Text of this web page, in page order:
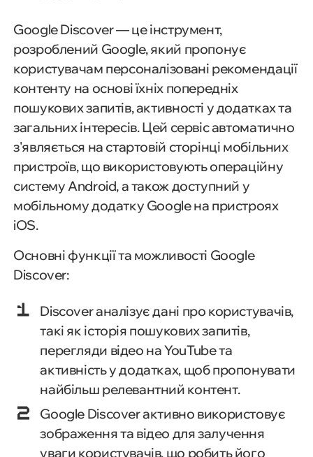
Google Discover — це інструмент,
розроблений Google, який пропонує
користувачам персоналізовані рекомендації
контенту на основі їхніх попередніх
пошукових запитів, активності у додатках та
загальних інтересів. Цей сервіс автоматично
з'являється на стартовій сторінці мобільних
пристроїв, що використовують операційну
систему Android, а також доступний у
мобільному додатку Google на пристроях
iOS.
Основні функції та можливості Google
Discover:
Discover аналізує дані про користувачів,
такі як історія пошукових запитів,
перегляди відео на YouTube та
активність у додатках, щоб пропонувати
найбільш релевантний контент.
Google Discover активно використовує
зображення та відео для залучення
уваги користувачів, що робить його